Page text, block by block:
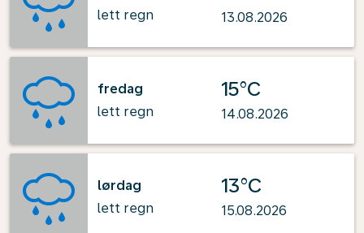
lett regn
13.08.2026
fredag
lett regn
15°C
14.08.2026
lørdag
lett regn
13°C
15.08.2026